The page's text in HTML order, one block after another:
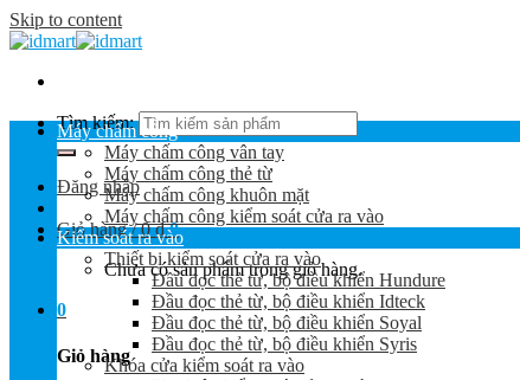
Skip to content
Tìm kiếm:
Đăng nhập
Giỏ hàng /0₫ 0
Chưa có sản phẩm trong giỏ hàng.
0
Giỏ hàng
Máy chấm công
Máy chấm công vân tay
Máy chấm công thẻ từ
Máy chấm công khuôn mặt
Máy chấm công kiểm soát cửa ra vào
Kiểm soát ra vào
Thiết bị kiểm soát cửa ra vào
Đầu đọc thẻ từ, bộ điều khiển Hundure
Đầu đọc thẻ từ, bộ điều khiển Idteck
Đầu đọc thẻ từ, bộ điều khiển Soyal
Đầu đọc thẻ từ, bộ điều khiển Syris
Khóa cửa kiểm soát ra vào